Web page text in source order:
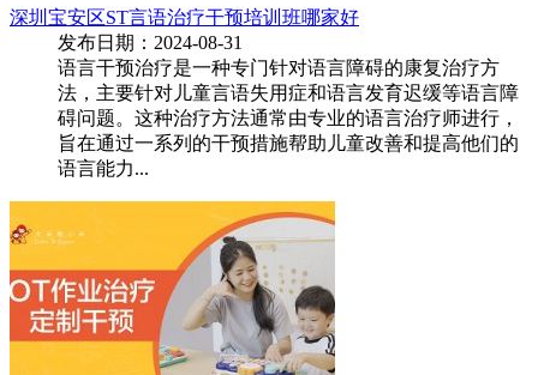
深圳宝安区ST言语治疗干预培训班哪家好
发布日期：2024-08-31
语言干预治疗‌是一种专门针对语言障碍的康复治疗方
法，主要针对儿童言语失用症和语言发育迟缓等语言障
碍问题。这种治疗方法通常由专业的语言治疗师进行，
旨在通过一系列的干预措施帮助儿童改善和提高他们的
语言能力...